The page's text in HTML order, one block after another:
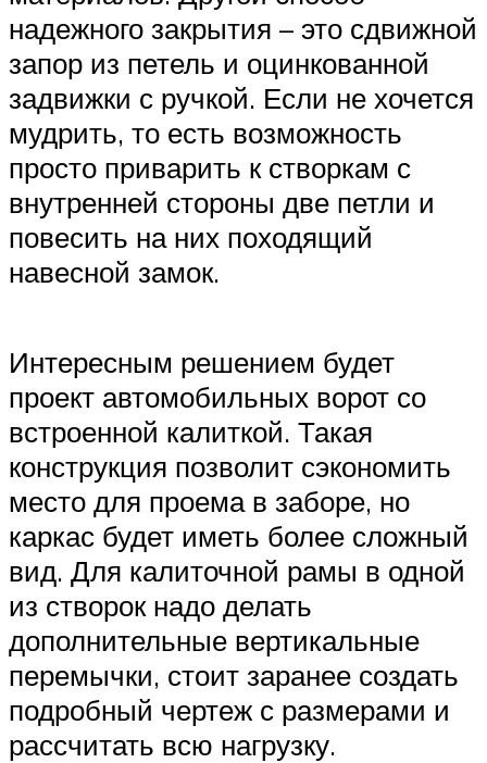
надежного закрытия – это сдвижной
запор из петель и оцинкованной
задвижки с ручкой. Если не хочется
мудрить, то есть возможность
просто приварить к створкам с
внутренней стороны две петли и
повесить на них походящий
навесной замок.
Интересным решением будет
проект автомобильных ворот со
встроенной калиткой. Такая
конструкция позволит сэкономить
место для проема в заборе, но
каркас будет иметь более сложный
вид. Для калиточной рамы в одной
из створок надо делать
дополнительные вертикальные
перемычки, стоит заранее создать
подробный чертеж с размерами и
рассчитать всю нагрузку.